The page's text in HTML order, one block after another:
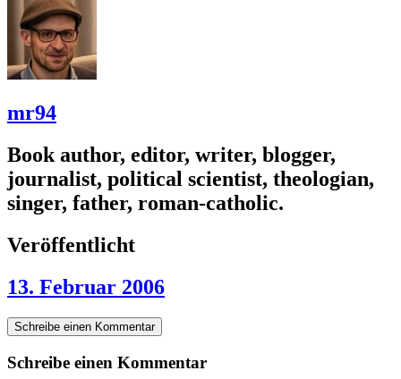
mr94
Book author, editor, writer, blogger,
journalist, political scientist, theologian,
singer, father, roman-catholic.
Veröffentlicht
13. Februar 2006
Schreibe einen Kommentar
Schreibe einen Kommentar